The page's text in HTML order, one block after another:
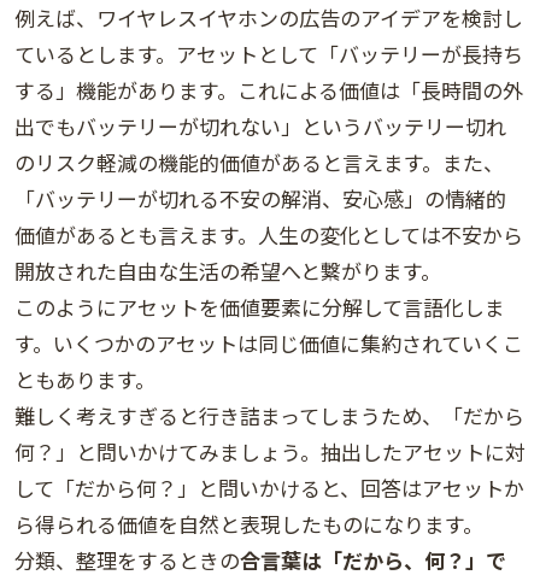
例えば、ワイヤレスイヤホンの広告のアイデアを検討し
ているとします。アセットとして「バッテリーが長持ち
する」機能があります。これによる価値は「長時間の外
出でもバッテリーが切れない」というバッテリー切れ
のリスク軽減の機能的価値があると言えます。また、
「バッテリーが切れる不安の解消、安心感」の情緒的
価値があるとも言えます。人生の変化としては不安から
開放された自由な生活の希望へと繋がります。
このようにアセットを価値要素に分解して言語化しま
す。いくつかのアセットは同じ価値に集約されていくこ
ともあります。
難しく考えすぎると行き詰まってしまうため、「だから
何？」と問いかけてみましょう。抽出したアセットに対
して「だから何？」と問いかけると、回答はアセットか
ら得られる価値を自然と表現したものになります。
分類、整理をするときの合言葉は「だから、何？」で